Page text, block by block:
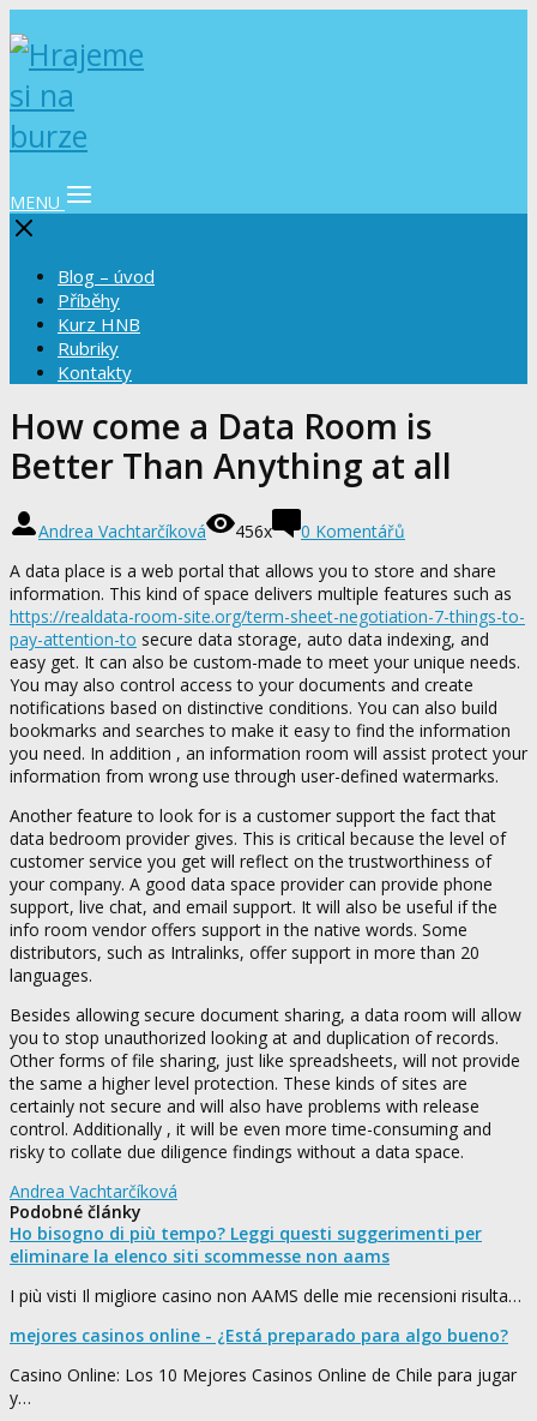
MENU
Blog – úvod
Příběhy
Kurz HNB
Rubriky
Kontakty
How come a Data Room is
Better Than Anything at all
Andrea Vachtarčíková 456x
0 Komentářů
A data place is a web portal that allows you to store and share
information. This kind of space delivers multiple features such as
https://realdata-room-site.org/term-sheet-negotiation-7-things-to-
pay-attention-to secure data storage, auto data indexing, and
easy get. It can also be custom-made to meet your unique needs.
You may also control access to your documents and create
notifications based on distinctive conditions. You can also build
bookmarks and searches to make it easy to find the information
you need. In addition , an information room will assist protect your
information from wrong use through user-defined watermarks.
Another feature to look for is a customer support the fact that
data bedroom provider gives. This is critical because the level of
customer service you get will reflect on the trustworthiness of
your company. A good data space provider can provide phone
support, live chat, and email support. It will also be useful if the
info room vendor offers support in the native words. Some
distributors, such as Intralinks, offer support in more than 20
languages.
Besides allowing secure document sharing, a data room will allow
you to stop unauthorized looking at and duplication of records.
Other forms of file sharing, just like spreadsheets, will not provide
the same a higher level protection. These kinds of sites are
certainly not secure and will also have problems with release
control. Additionally , it will be even more time-consuming and
risky to collate due diligence findings without a data space.
Andrea Vachtarčíková
Podobné články
Ho bisogno di più tempo? Leggi questi suggerimenti per
eliminare la elenco siti scommesse non aams
I più visti Il migliore casino non AAMS delle mie recensioni risulta…
mejores casinos online - ¿Está preparado para algo bueno?
Casino Online: Los 10 Mejores Casinos Online de Chile para jugar
y…